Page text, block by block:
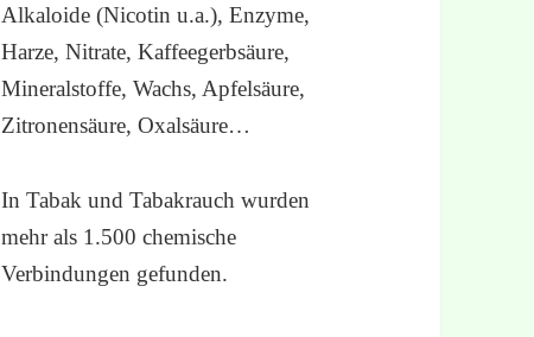
Alkaloide (Nicotin u.a.), Enzyme,
Harze, Nitrate, Kaffeegerbsäure,
Mineralstoffe, Wachs, Apfelsäure,
Zitronensäure, Oxalsäure…
In Tabak und Tabakrauch wurden
mehr als 1.500 chemische
Verbindungen gefunden.